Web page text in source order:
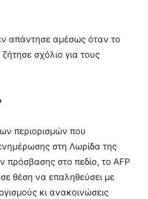
απάντησε αμέσως όταν το
σχόλιο για τους
περιορισμών που
στη Λωρίδα της
πρόσβασης στο πεδίο, το AFP
θέση να επαληθεύσει με
κι ανακοινώσεις